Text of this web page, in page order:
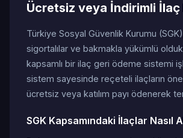
Ücretsiz veya İndirimli İlaç
Türkiye Sosyal Güvenlik Kurumu
sigortalılar ve bakmakla yükümlü
kapsamlı bir ilaç geri ödeme sistemi
sistem sayesinde reçeteli ilaçların
ücretsiz veya katılım payı ödenerek
SGK Kapsamındaki İlaçlar Nasıl